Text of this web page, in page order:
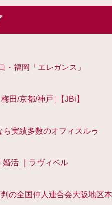
・福岡「エレガンス」
田/京都/神戸 |【JBi】
実績多数のオフィスルゥ
婚活 ｜ラヴィベル
の全国仲人連合会大阪地区本